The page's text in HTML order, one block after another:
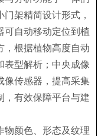
架精简设计形式，
可自动移动定位到植
，根据植物高度自动
表型解析；中央成像
像传感器，提高采集
，有效保障平台与建
物颜色、形态及纹理